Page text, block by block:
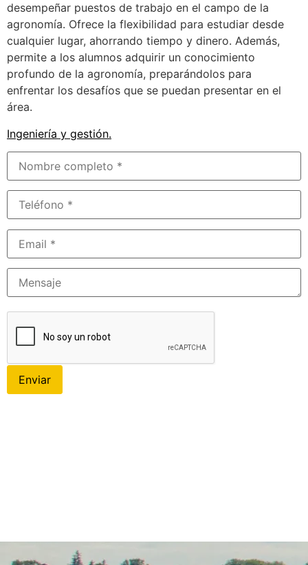
desempeñar puestos de trabajo en el campo de la
agronomía. Ofrece la flexibilidad para estudiar desde
cualquier lugar, ahorrando tiempo y dinero. Además,
permite a los alumnos adquirir un conocimiento
profundo de la agronomía, preparándolos para
enfrentar los desafíos que se puedan presentar en el
área.
Ingeniería y gestión.